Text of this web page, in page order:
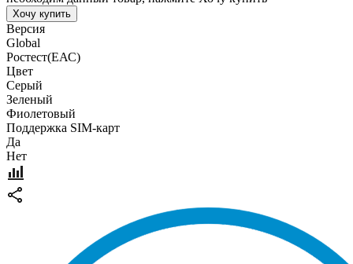
Хочу купить
Версия
Global
Pостест(ЕАС)
Цвет
Серый
Зеленый
Фиолетовый
Поддержка SIM-карт
Да
Нет